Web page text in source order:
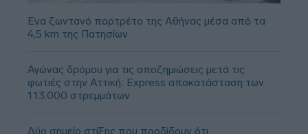
Ένα ζωντανό πορτρέτο της Αθήνας μέσα από τα
4,5 km της Πατησίων
Αγώνας δρόμου για τις αποζημιώσεις μετά τις
φωτιές στην Αττική: Express αποκατάσταση των
113.000 στρεμμάτων
Δύο σημείο στίξης που προδίδουν ότι